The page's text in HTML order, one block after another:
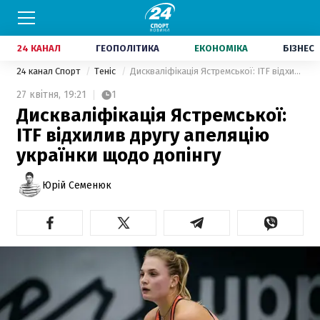
24 КАНАЛ ГЕОПОЛІТИКА ЕКОНОМІКА БІЗНЕС
24 канал Спорт Теніс Дискваліфікація Ястремської: ITF відхилив другу апеляцію українки щодо допінгу
27 квітня, 19:21 1
Дискваліфікація Ястремської:
ITF відхилив другу апеляцію
українки щодо допінгу
Юрій Семенюк